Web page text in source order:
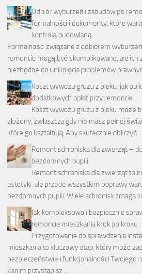
Odbiór wyburzeń i zabudów po
formalności i dokumenty, które
kontrolą budowlaną
Formalności związane z odbiorem
remoncie mogą być skomplikowane, ale ich
niezbędne do uniknięcia problemów
Koszt wywozu gruzu z bloku: jak
dodatkowych opłat przy remoncie
Koszt wywozu gruzu z bloku może
złożony, zwłaszcza gdy nie masz pełnej
które go kształtują. Aby skutecznie obliczyć
Remont schroniska dla zwierząt –
bezdomnych pupili
Remont schroniska dla zwierząt to
estetyki, ale przede wszystkim poprawy
bezdomnych pupili. Wiele schronisk zmaga
Jak kompleksowo i bezpiecznie
remoncie mieszkania krok po kroku
Przygotowanie do sprawdzenia
mieszkania to kluczowy etap, który może
bezpieczeństwie i funkcjonalności Twojego
Zanim przystąpisz …